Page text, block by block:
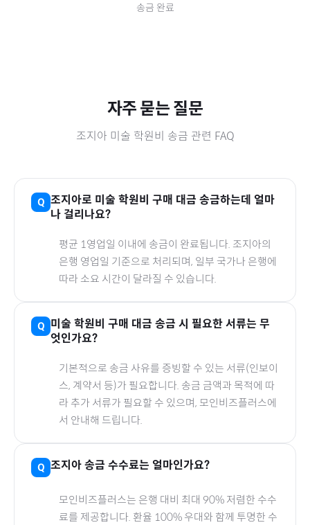
송금 완료
자주 묻는 질문
조지아 미술 학원비 송금 관련 FAQ
조지아로 미술 학원비 구매 대금 송금하는데 얼마
나 걸리나요?
평균 1영업일 이내에 송금이 완료됩니다. 조지아의
은행 영업일 기준으로 처리되며, 일부 국가나 은행에
따라 소요 시간이 달라질 수 있습니다.
미술 학원비 구매 대금 송금 시 필요한 서류는 무
엇인가요?
기본적으로 송금 사유를 증빙할 수 있는 서류(인보이
스, 계약서 등)가 필요합니다. 송금 금액과 목적에 따
라 추가 서류가 필요할 수 있으며, 모인비즈플러스에
서 안내해 드립니다.
조지아송금 수수료는 얼마인가요?
모인비즈플러스는 은행 대비 최대 90% 저렴한 수수
료를 제공합니다. 환율 100% 우대와 함께 투명한 수